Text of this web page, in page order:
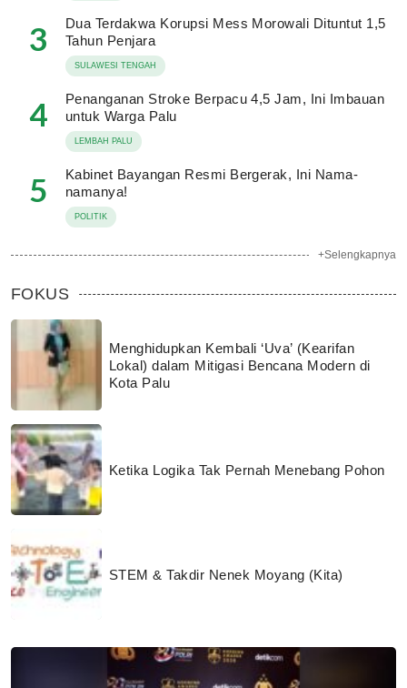
3
Dua Terdakwa Korupsi Mess Morowali Dituntut 1,5
Tahun Penjara
SULAWESI TENGAH
4
Penanganan Stroke Berpacu 4,5 Jam, Ini Imbauan
untuk Warga Palu
LEMBAH PALU
5
Kabinet Bayangan Resmi Bergerak, Ini Nama-
namanya!
POLITIK
+Selengkapnya
FOKUS
Menghidupkan Kembali ‘Uva’ (Kearifan
Lokal) dalam Mitigasi Bencana Modern di
Kota Palu
Ketika Logika Tak Pernah Menebang Pohon
STEM & Takdir Nenek Moyang (Kita)